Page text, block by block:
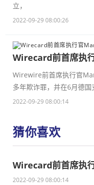
立，
2022-09-29 08:00:26
Wirecard前首席执
Wirewire前首席执行官
多年欺诈罪，并在6月德
2022-09-29 08:00:14
猜你喜欢
Wirecard前首席执
2022-09-29 08:00:14